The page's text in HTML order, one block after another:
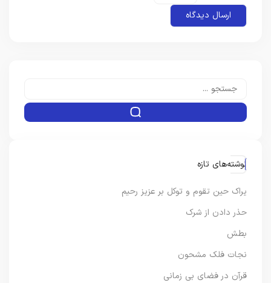
نوشته‌های تازه
یراک حین تقوم و توکل بر عزیز رحیم
حذر دادن از شرک
بطش
نجات فلک مشحون
قرآن در فضای بی زمانی